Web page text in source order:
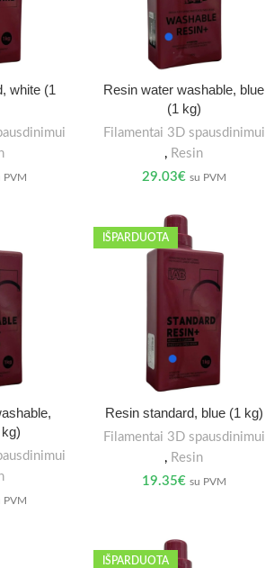
white (1
PVM
Resin water washable, blue
(1 kg)
Filamentai 3D spausdinimui
, Resin
29.03€ su PVM
PVM
IŠPARDUOTA
Resin standard, blue (1 kg)
Filamentai 3D spausdinimui
, Resin
19.35€ su PVM
IŠPARDUOTA